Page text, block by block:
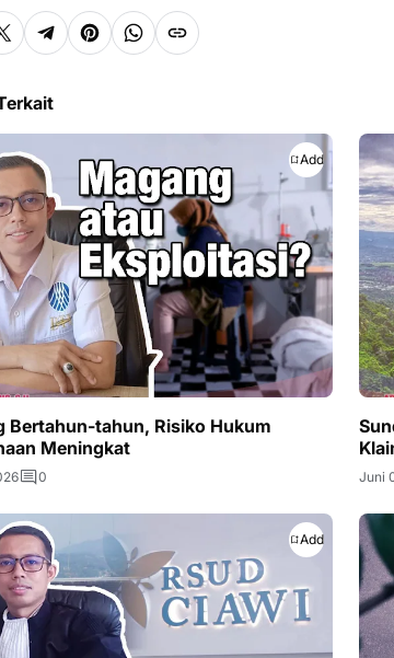
Add
Bertahun-tahun, Risiko Hukum
Meningkat
0 Juni
Add